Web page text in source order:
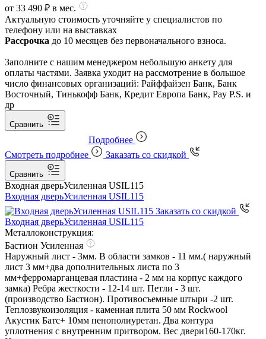
от 33 490 ₽ в мес.
Актуальную стоимость уточняйте у специалистов по
телефону или на выставках
Рассрочка до 10 месяцев без первоначального взноса.
Заполните с нашим менеджером небольшую анкету для
оплаты частями. Заявка уходит на рассмотрение в большое
число финансовых организаций: Райффайзен Банк, Банк
Восточный, Тинькофф Банк, Кредит Европа Банк, Pay P.S. и
др
Сравнить
Подробнее
Смотреть подробнее
Заказать со скидкой
Сравнить
Входная дверьУсиленная USIL115
Входная дверьУсиленная USIL115
Заказать со скидкой
Входная дверьУсиленная USIL115
Металлоконструкция:
Бастион Усиленная
Наружный лист - 3мм. В области замков - 11 мм.( наружный
лист 3 мм+два дополнительных листа по 3
мм+ферромарганцевая пластина - 2 мм на корпус каждого
замка) Ребра жесткости - 12-14 шт. Петли - 3 шт.
(производство Бастион). Противосъемные штыри -2 шт.
Теплозвукоизоляция - каменная плита 50 мм Rockwool
Акустик Батс+ 10мм пенополиуретан. Два контура
уплотнения с внутренним притвором. Вес двери160-170кг.